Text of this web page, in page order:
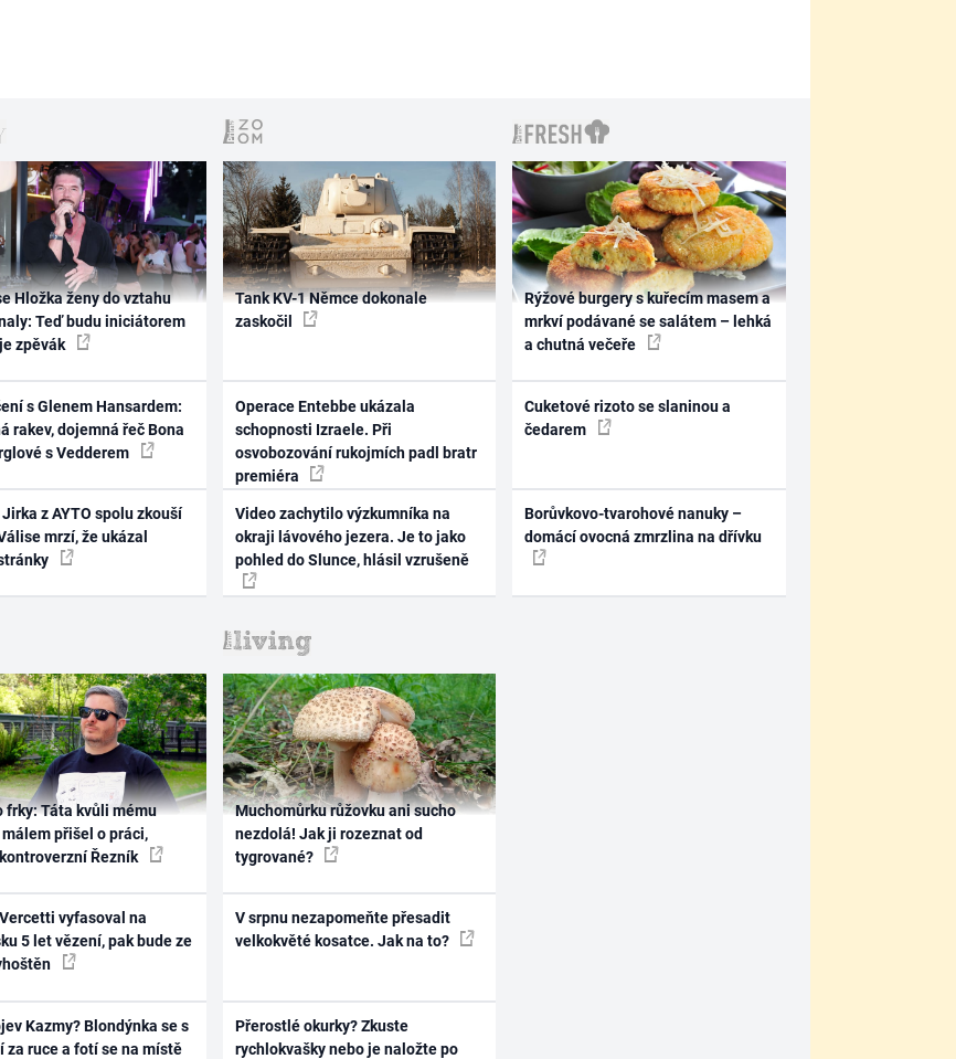
Hložka ženy do vztahu
Teď budu iniciátorem
zpěvák
s Glenem Hansardem:
rakev, dojemná řeč Bona
s Vedderem
z AYTO spolu zkouší
mrzí, že ukázal
Tank KV-1 Němce dokonale
zaskočil
Operace Entebbe ukázala
schopnosti Izraele. Při
osvobozování rukojmích padl bratr
premiéra
Video zachytilo výzkumníka na
okraji lávového jezera. Je to jako
pohled do Slunce, hlásil vzrušeně
Rýžové burgery s kuřecím masem a
mrkví podávané se salátem – lehká
a chutná večeře
Cuketové rizoto se slaninou a
čedarem
Borůvkovo-tvarohové nanuky –
domácí ovocná zmrzlina na dřívku
frky: Táta kvůli mému
málem přišel o práci,
Řezník
vyfasoval na
5 let vězení, pak bude ze
Kazmy? Blondýnka se s
za ruce a fotí se na místě
Muchomůrku růžovku ani sucho
nezdolá! Jak ji rozeznat od
tygrované?
V srpnu nezapomeňte přesadit
velkokvěté kosatce. Jak na to?
Přerostlé okurky? Zkuste
rychlokvašky nebo je naložte po